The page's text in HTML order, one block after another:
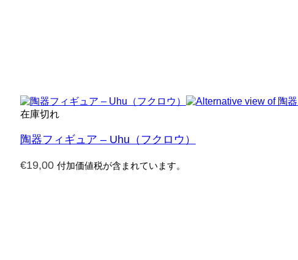
在庫切れ
陶器フィギュア – Uhu（フクロウ）
€19,00 付加価値税が含まれています。